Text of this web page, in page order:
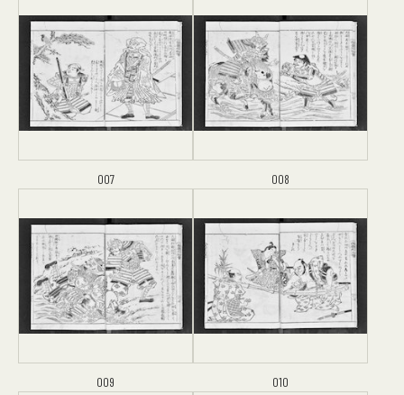
007 008
009 010